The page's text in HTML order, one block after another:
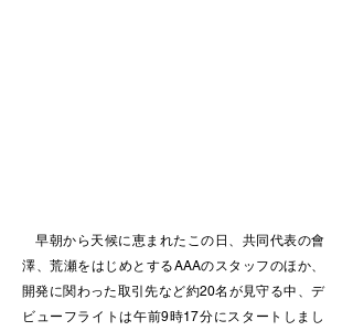
早朝から天候に恵まれたこの日、共同代表の會
澤、荒瀬をはじめとするAAAのスタッフのほか、
開発に関わった取引先など約20名が見守る中、デ
ビューフライトは午前9時17分にスタートしまし